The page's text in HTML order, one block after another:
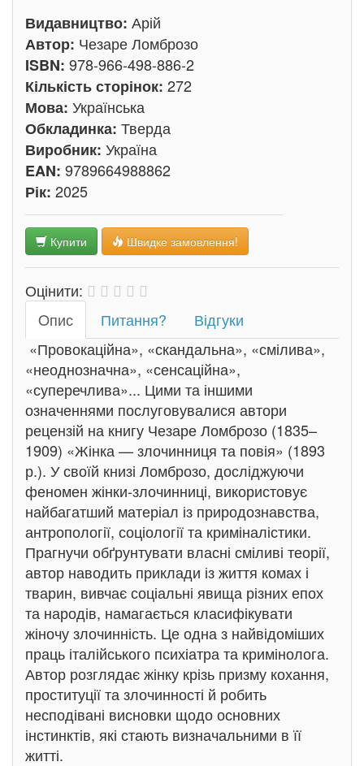
Видавництво: Арій
Автор: Чезаре Ломброзо
ISBN: 978-966-498-886-2
Кількість сторінок: 272
Мова: Українська
Обкладинка: Тверда
Виробник: Україна
EAN: 9789664988862
Рік: 2025
Купити Швидке замовлення!
Оцінити:
Oпис
Питання?
Відгуки
«Провокаційна», «скандальна», «смілива»,
«неоднозначна», «сенсаційна»,
«суперечлива»... Цими та іншими
означеннями послуговувалися автори
рецензій на книгу Чезаре Ломброзо (1835–
1909) «Жінка — злочинниця та повія» (1893
р.). У своїй книзі Ломброзо, досліджуючи
феномен жінки-злочинниці, використовує
найбагатший матеріал із природознавства,
антропології, соціології та криміналістики.
Прагнучи обґрунтувати власні сміливі теорії,
автор наводить приклади із життя комах і
тварин, вивчає соціальні явища різних епох
та народів, намагається класифікувати
жіночу злочинність. Це одна з найвідоміших
праць італійського психіатра та кримінолога.
Автор розглядає жінку крізь призму кохання,
проституції та злочинності й робить
несподівані висновки щодо основних
інстинктів, які стають визначальними в її
житті.